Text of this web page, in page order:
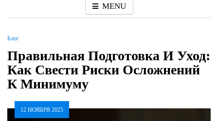
MENU
Блог
Правильная Подготовка И Уход:
Как Свести Риски Осложнений
К Минимуму
12 НОЯБРЯ 2025